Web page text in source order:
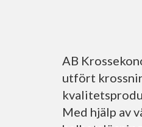
AB
utfört
Med hjälp av